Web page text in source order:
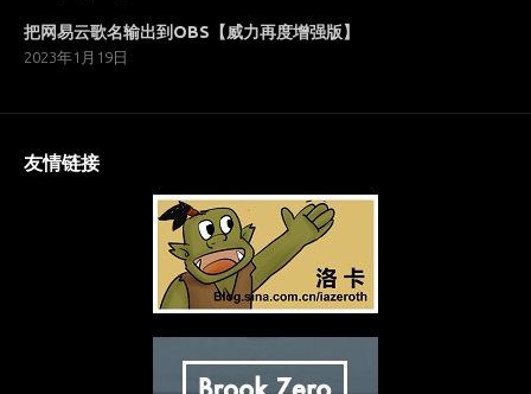
把网易云歌名输出到OBS【威力再度增强版】
2023年1月19日
友情链接